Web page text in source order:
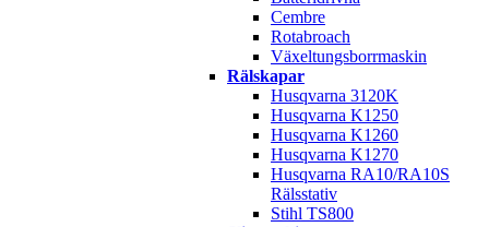
Cembre
Rotabroach
Växeltungsborrmaskin
Rälskapar
Husqvarna 3120K
Husqvarna K1250
Husqvarna K1260
Husqvarna K1270
Husqvarna RA10/RA10S
Rälsstativ
Stihl TS800